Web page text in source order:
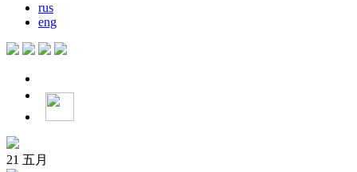
rus
eng
21 五月